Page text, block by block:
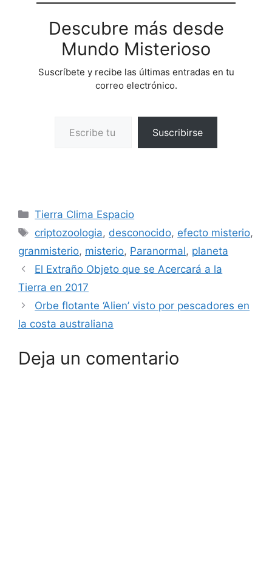
Descubre más desde
Mundo Misterioso
Suscríbete y recibe las últimas entradas en tu
correo electrónico.
Suscribirse
Categorías
Tierra Clima Espacio
Etiquetas
criptozoologia, desconocido, efecto misterio,
granmisterio, misterio, Paranormal, planeta
El Extraño Objeto que se Acercará a la
Tierra en 2017
Orbe flotante ‘Alien’ visto por pescadores en
la costa australiana
Deja un comentario